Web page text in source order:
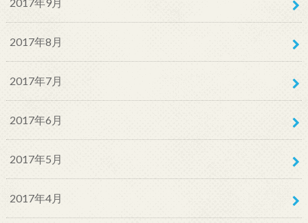
2017年8月
2017年7月
2017年6月
2017年5月
2017年4月